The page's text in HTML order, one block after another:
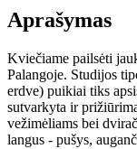
Aprašymas
Kviečiame pailsėti
Palangoje. Studijos
erdve) puikiai tiks
sutvarkyta ir
vežimėliams bei
langus - pušys,